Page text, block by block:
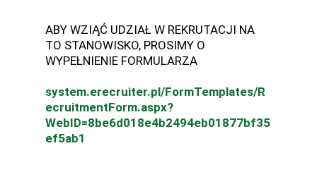
ABY WZIĄĆ UDZIAŁ W REKRUTACJI NA
TO STANOWISKO, PROSIMY O
WYPEŁNIENIE FORMULARZA
system.erecruiter.pl/FormTemplates/R
ecruitmentForm.aspx?
WebID=8be6d018e4b2494eb01877bf35
ef5ab1